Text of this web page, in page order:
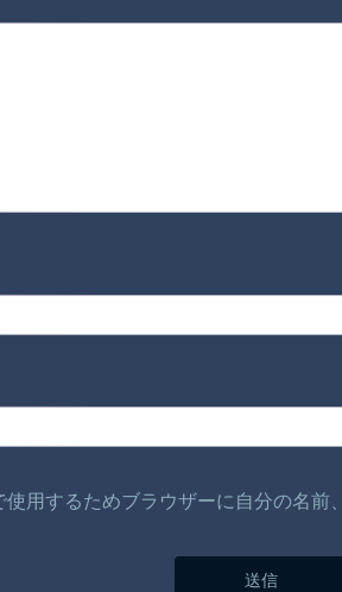
使用するためブラウザーに自分の名